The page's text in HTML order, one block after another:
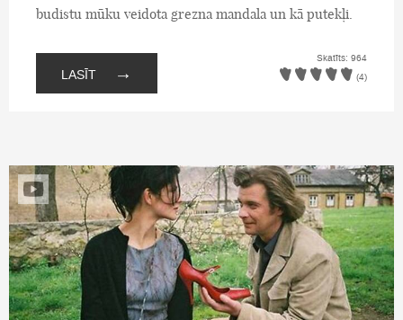
budistu mūku veidota grezna mandala un kā putekļi.
LASĪT →
Skatīts: 964
(4)